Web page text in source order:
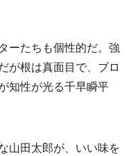
ーたちも個性的だ。強
が根は真面目で、ブロ
知性が光る千早瞬平
山田太郎が、いい味を